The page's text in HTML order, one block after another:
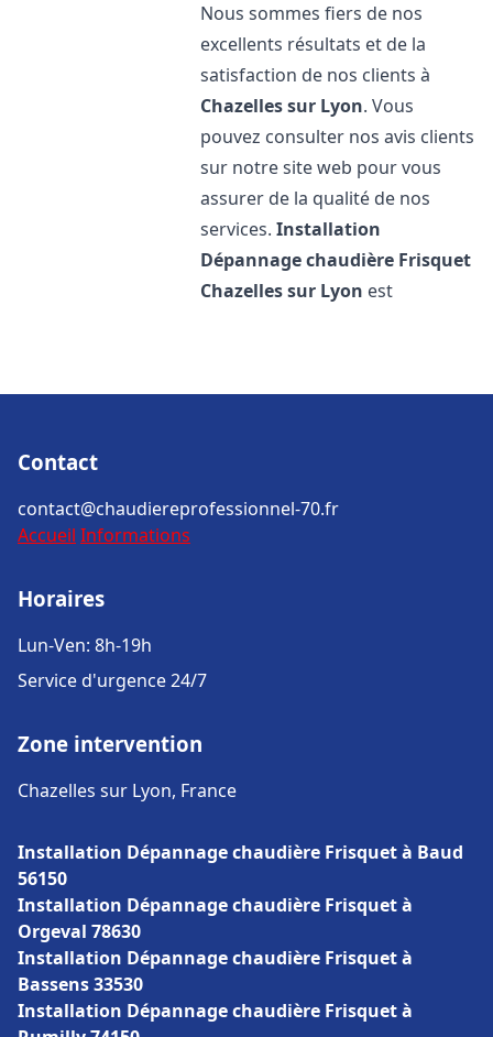
Nous sommes fiers de nos
excellents résultats et de la
satisfaction de nos clients à
Chazelles sur Lyon. Vous
pouvez consulter nos avis clients
sur notre site web pour vous
assurer de la qualité de nos
services.Installation
Dépannage chaudière Frisquet
Chazelles sur Lyon est
Contact
contact@chaudiereprofessionnel-70.fr
Accueil Informations
Horaires
Lun-Ven: 8h-19h
Service d'urgence 24/7
Zone intervention
Chazelles sur Lyon, France
Installation Dépannage chaudière Frisquet à Baud
56150
Installation Dépannage chaudière Frisquet à
Orgeval 78630
Installation Dépannage chaudière Frisquet à
Bassens 33530
Installation Dépannage chaudière Frisquet à